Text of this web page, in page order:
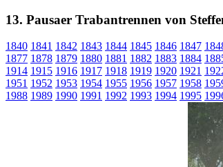
13. Pausaer Trabantrennen von
1840 1841 1842 1843 1844 1845 1846 1847
1877 1878 1879 1880 1881 1882 1883 1884
1914 1915 1916 1917 1918 1919 1920 1921
1951 1952 1953 1954 1955 1956 1957 1958
1988 1989 1990 1991 1992 1993 1994 1995